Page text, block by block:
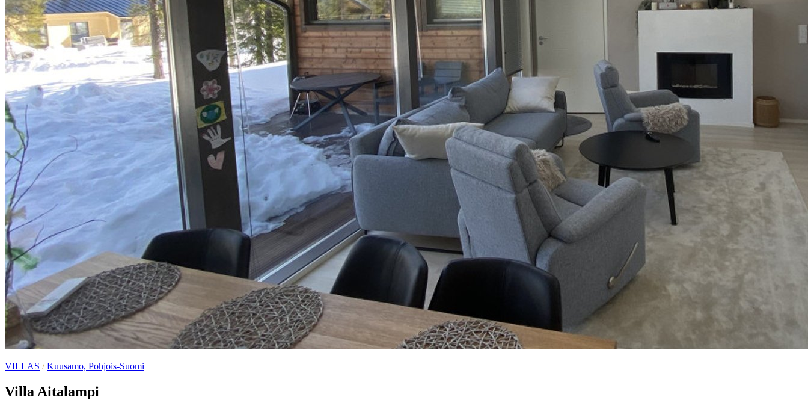
VILLAS /Kuusamo, Pohjois-Suomi
Villa Aitalampi